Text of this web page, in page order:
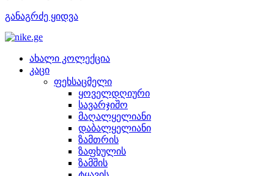
განაგრძე ყიდვა
ახალი კოლექცია
კაცი
ფეხსაცმელი
ყოველდღიური
სავარჯიშო
მაღალყელიანი
დაბალყელიანი
ზამთრის
ზაფხულის
ზამშის